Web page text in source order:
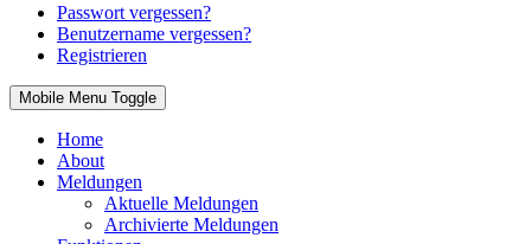
Passwort vergessen?
Benutzername vergessen?
Registrieren
Mobile Menu Toggle
Home
About
Meldungen
Aktuelle Meldungen
Archivierte Meldungen